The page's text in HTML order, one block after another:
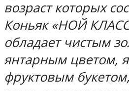
возраст которых
Коньяк «НОЙ
обладает чистым
янтарным цветом,
фруктовым